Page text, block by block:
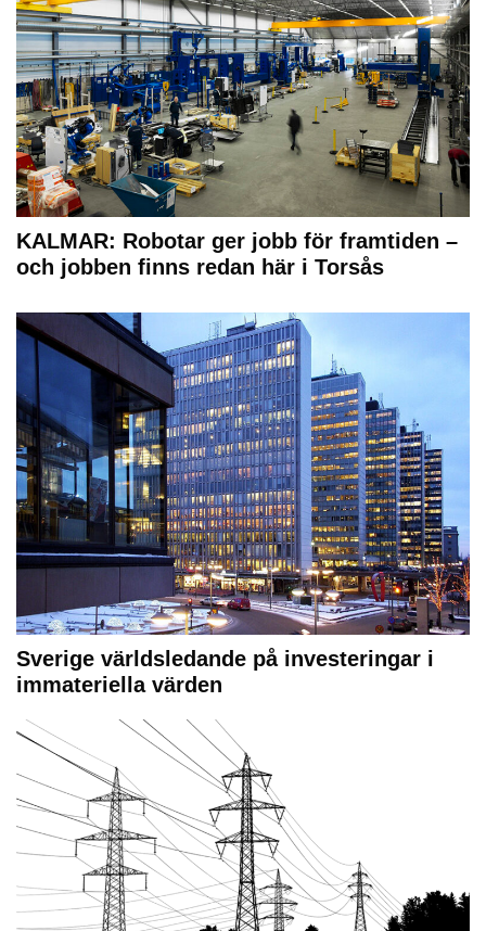
KALMAR: Robotar ger jobb för framtiden –
och jobben finns redan här i Torsås
Sverige världsledande på investeringar i
immateriella värden